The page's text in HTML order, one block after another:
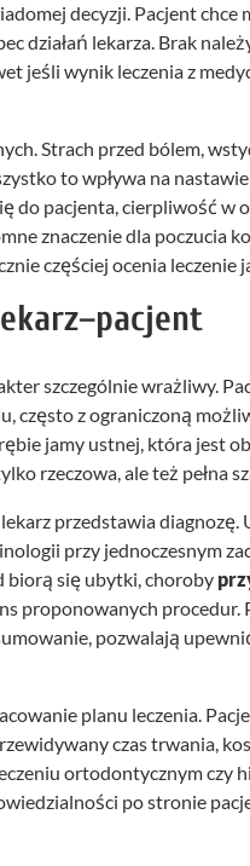
decyzji. Pacjent chce
działań lekarza. Brak
jeśli wynik leczenia z
Strach przed bólem,
to wpływa na
do pacjenta, cierpliwość w
znaczenie dla poczucia
częściej ocenia leczenie
szczególnie wrażliwy.
często z ograniczoną
jamy ustnej, która jest
rzeczowa, ale też pełna
przedstawia diagnozę.
przy jednoczesnym
biorą się ubytki, choroby
proponowanych procedur.
pozwalają
planu leczenia.
czas trwania,
ortodontycznym czy
po stronie